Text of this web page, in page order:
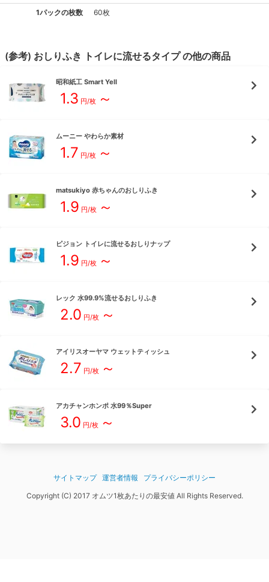
1パックの枚数 60枚
(参考) おしりふき トイレに流せるタイプの他の商品
昭和紙工 Smart Yell
1.3 円/枚 ～
ムーニー やわらか素材
1.7 円/枚 ～
matsukiyo 赤ちゃんのおしりふき
1.9 円/枚 ～
ピジョン トイレに流せるおしりナップ
1.9 円/枚 ～
レック 水99.9%流せるおしりふき
2.0 円/枚 ～
アイリスオーヤマ ウェットティッシュ
2.7 円/枚 ～
アカチャンホンポ 水99％Super
3.0 円/枚 ～
サイトマップ 運営者情報
プライバシーポリシー
Copyright (C) 2017 オムツ1枚あたりの最安値 All Rights Reserved.